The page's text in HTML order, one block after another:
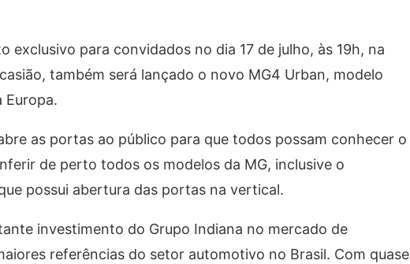
para convidados no dia 17 de julho, às 19h, na
também será lançado o novo MG4 Urban, modelo
Europa.
as portas ao público para que todos possam conhecer o
de perto todos os modelos da MG, inclusive o
possui abertura das portas na vertical.
investimento do Grupo Indiana no mercado de
referências do setor automotivo no Brasil. Com quase